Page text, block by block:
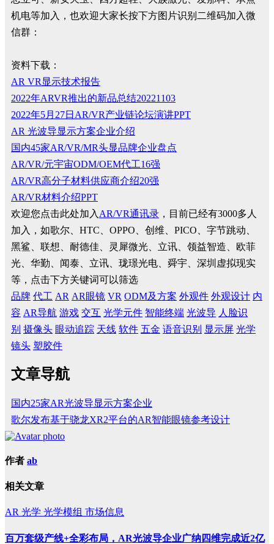
机电等加入，也欢迎大家长按下方图片识别二维码加入微
信群：
资料下载：
AR VR显示技术报告
2022年ARVR推出的新品总结20221103
2022年5月27日AR/VR产业链论坛演讲PPT
AR 光波导显示方案企业介绍
国内45家AR/VR/MR头显品牌企业盘点
AR/VR/元宇宙ODM/OEM代工16强
AR/VR高分子材料供应商介绍20强
AR/VR材料介绍PPT
欢迎您点击此处加入 AR/VR通讯录 ，目前已经有3000多人
加入，如歌尔、HTC、OPPO、创维、PICO、字节跳动、
黑鲨、联想、耐德佳、灵犀微光、立讯、领益智造、欧菲
光、华勤、闻泰、立讯、珑璟光电、舜宇、深圳虚拟现实
等，点击下方关键词可以筛选
品牌 代工 AR AR眼镜 VR ODM及方案 外观件 外观设计 内
容 AR导航 游戏 交互 光学元件 智能终端 光波导 人脸识
别 摄像头 眼动追踪 天线 软件 五金 语音识别 显示屏 光学
镜头 塑胶件
文章导航
国内25家AR光波导显示方案企业
歌尔发布基于骁龙XR2平台的AR智能眼镜参考设计
作者 ab
相关文章
AR 光学 光学模组 市场信息
百万套级产线+全彩布局，AR光波导企业广纳四维完成近2亿